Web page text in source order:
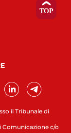
il Tribunale di
Comunicazione c/o